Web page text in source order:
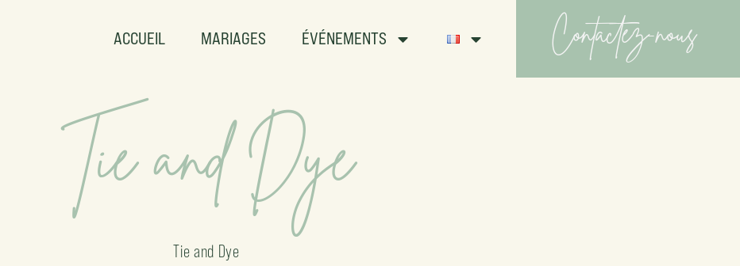
ACCUEIL MARIAGES ÉVÉNEMENTS Contactez-nous
Tie and Dye
Tie and Dye